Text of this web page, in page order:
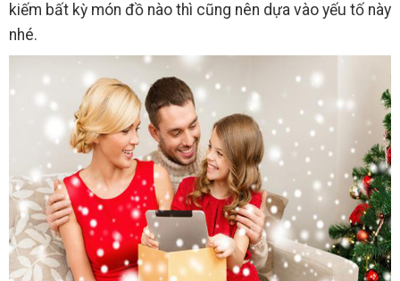
kiếm bất kỳ món đồ nào thì cũng nên dựa vào yếu tố này
nhé.